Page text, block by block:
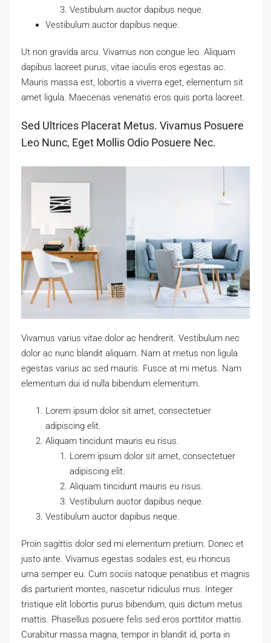
Vestibulum auctor dapibus neque.
Vestibulum auctor dapibus neque.
Ut non gravida arcu. Vivamus non congue leo. Aliquam
dapibus laoreet purus, vitae iaculis eros egestas ac.
Mauris massa est, lobortis a viverra eget, elementum sit
amet ligula. Maecenas venenatis eros quis porta laoreet.
Sed Ultrices Placerat Metus. Vivamus Posuere
Leo Nunc, Eget Mollis Odio Posuere Nec.
Vivamus varius vitae dolor ac hendrerit. Vestibulum nec
dolor ac nunc blandit aliquam. Nam at metus non ligula
egestas varius ac sed mauris. Fusce at mi metus. Nam
elementum dui id nulla bibendum elementum.
Lorem ipsum dolor sit amet, consectetuer
adipiscing elit.
Aliquam tincidunt mauris eu risus.
Lorem ipsum dolor sit amet, consectetuer
adipiscing elit.
Aliquam tincidunt mauris eu risus.
Vestibulum auctor dapibus neque.
Vestibulum auctor dapibus neque.
Proin sagittis dolor sed mi elementum pretium. Donec et
justo ante. Vivamus egestas sodales est, eu rhoncus
urna semper eu. Cum sociis natoque penatibus et magnis
dis parturient montes, nascetur ridiculus mus. Integer
tristique elit lobortis purus bibendum, quis dictum metus
mattis. Phasellus posuere felis sed eros porttitor mattis.
Curabitur massa magna, tempor in blandit id, porta in